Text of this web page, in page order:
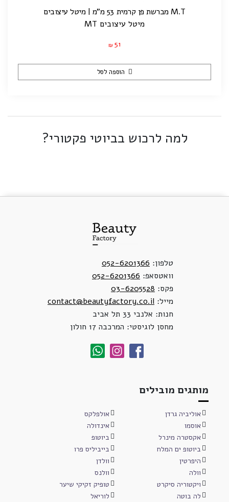
M.T מברשת פן קרמית 53 מ"מ | מיטל עיצובים
מיטל עיצובים MT
₪ 51
הוספה לסל
למה לרכוש בביוטי פקטורי?
טלפון: 052-6201366
וואטסאפ: 052-6201366
פקס: 03-6205528
מייל: contact@beautyfactory.co.il
חנות: אלנבי 33 תל אביב
מחסן לוגיסטי: המרכבה 17 חולון
מותגים מובילים
אוליביה גרדן
אולפלקס
אוסמו
אינדולה
אקסטרה מינרל
ביוטופ
ביוטופ ים המלח
בייביליס פרו
היפרטין
וולדן
וולה
וולנס
ויקטוריה סיקרט
טופיק זקיקי שיער
לה בוטה
לוריאל